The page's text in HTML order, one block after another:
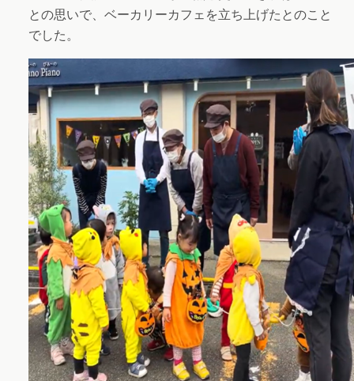
との思いで、ベーカリーカフェを立ち上げたとのこと
でした。